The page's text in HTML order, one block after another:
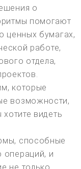
о
помогают
ценных бумагах,
работе,
отдела,
которые
возможности,
видеть
способные
операций, и